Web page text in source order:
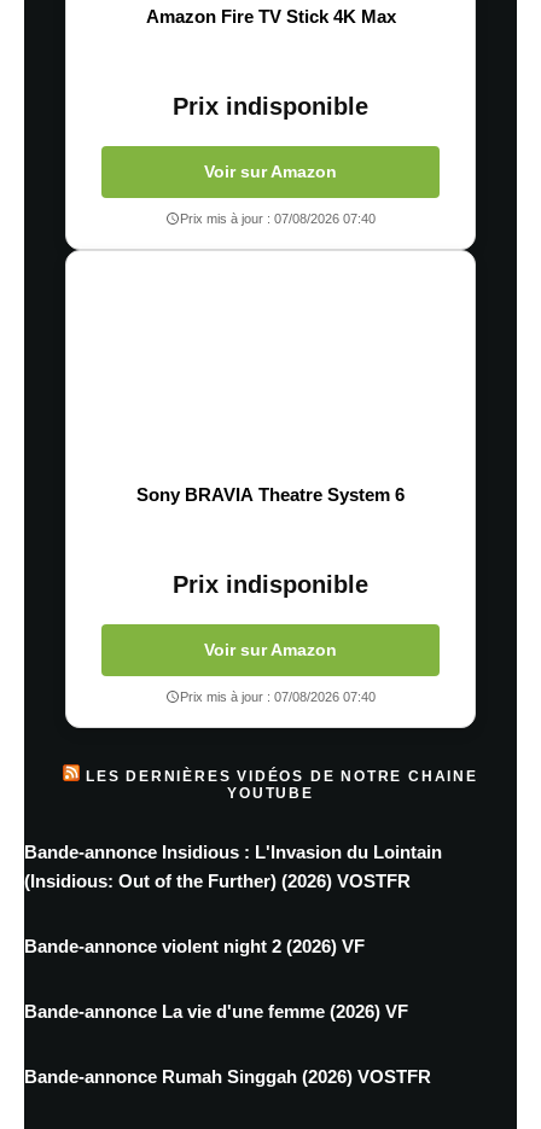
Amazon Fire TV Stick 4K Max
Prix indisponible
Voir sur Amazon
Prix mis à jour : 07/08/2026 07:40
Sony BRAVIA Theatre System 6
Prix indisponible
Voir sur Amazon
Prix mis à jour : 07/08/2026 07:40
LES DERNIÈRES VIDÉOS DE NOTRE CHAINE
YOUTUBE
Bande-annonce Insidious : L'Invasion du Lointain
(Insidious: Out of the Further) (2026) VOSTFR
Bande-annonce violent night 2 (2026) VF
Bande-annonce La vie d'une femme (2026) VF
Bande-annonce Rumah Singgah (2026) VOSTFR